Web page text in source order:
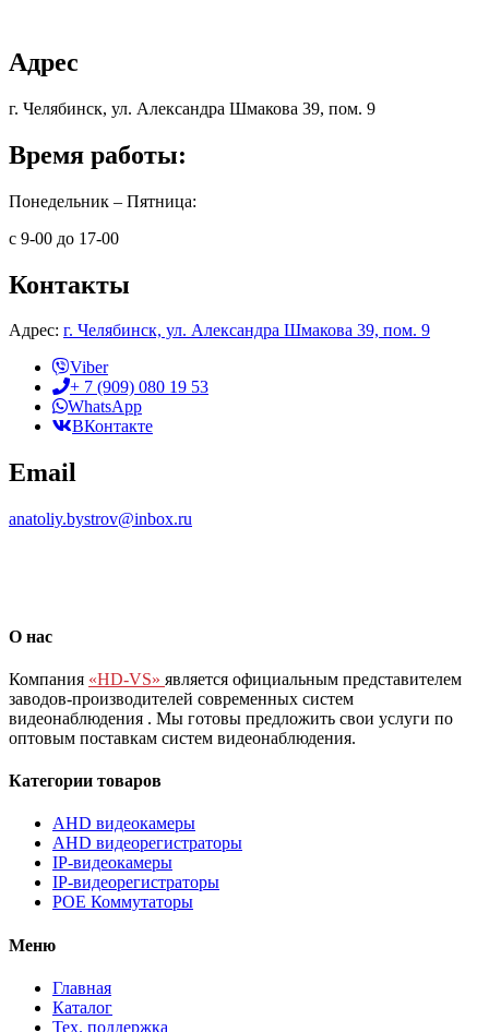
Адрес
г. Челябинск, ул. Александра Шмакова 39, пом. 9
Время работы:
Понедельник – Пятница:
с 9-00 до 17-00
Контакты
Адрес: г. Челябинск, ул. Александра Шмакова 39, пом. 9
Viber
+ 7 (909) 080 19 53
WhatsApp
ВКонтакте
Email
anatoliy.bystrov@inbox.ru
О нас
Компания «HD-VS» является официальным представителем
заводов-производителей современных систем
видеонаблюдения . Мы готовы предложить свои услуги по
оптовым поставкам систем видеонаблюдения.
Категории товаров
AHD видеокамеры
AHD видеорегистраторы
IP-видеокамеры
IP-видеорегистраторы
POE Коммутаторы
Меню
Главная
Каталог
Тех. поддержка